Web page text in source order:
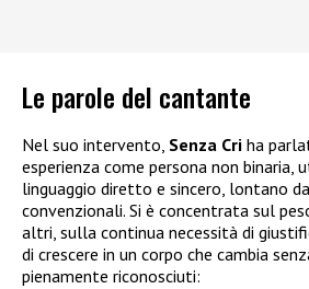
Le parole del cantante
Nel suo intervento, Senza Cri ha
esperienza come persona non binaria,
linguaggio diretto e sincero, lontano
convenzionali. Si è concentrata sul
altri, sulla continua necessità di
di crescere in un corpo che cambia
pienamente riconosciuti: